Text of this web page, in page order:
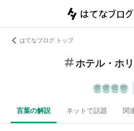
はてなブログ トップ
ホテル・ホ
言葉の解説 ネットで話題 関